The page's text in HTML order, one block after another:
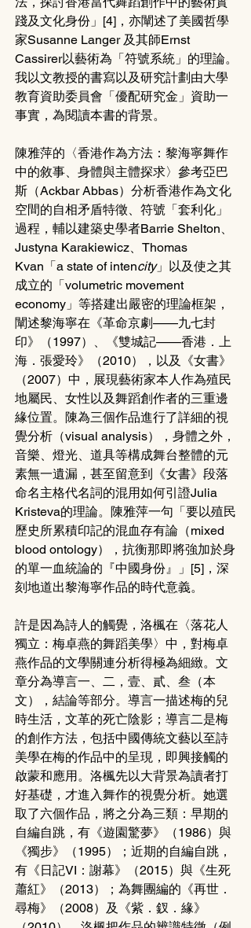
踐及文化身份」[4]，亦闡述了美國哲學
家Susanne Langer 及其師Ernst
Cassirer以藝術為「符號系統」的理論。
我以文教授的書寫以及研究計劃由大學
教育資助委員會「優配研究金」資助一
事實，為閱讀本書的背景。
陳雅萍的〈香港作為方法：黎海寧舞作
中的敘事、身體與主體探求〉參考亞巴
斯（Ackbar Abbas）分析香港作為文化
空間的自相矛盾特徵、符號「套利化」
過程，輔以建築史學者Barrie Shelton、
Justyna Karakiewicz、Thomas
Kvan「a state of intencity」以及使之其
成立的「volumetric movement
economy」等搭建出嚴密的理論框架，
闡述黎海寧在《革命京劇——九七封
印》（1997）、《雙城記——香港．上
海．張愛玲》（2010），以及《女書》
（2007）中，展現藝術家本人作為殖民
地屬民、女性以及舞蹈創作者的三重邊
緣位置。陳為三個作品進行了詳細的視
覺分析（visual analysis），身體之外，
音樂、燈光、道具等構成舞台整體的元
素無一遺漏，甚至留意到《女書》段落
命名主格代名詞的混用如何引證Julia
Kristeva的理論。陳雅萍一句「要以殖民
歷史所累積印記的混血存有論（mixed
blood ontology），抗衡那即將強加於身
的單一血統論的『中國身份』」[5]，深
刻地道出黎海寧作品的時代意義。
許是因為詩人的觸覺，洛楓在〈落花人
獨立：梅卓燕的舞蹈美學〉中，對梅卓
燕作品的文學關連分析得極為細緻。文
章分為導言一、二，壹、貳、叁（本
文），結論等部分。導言一描述梅的兒
時生活，文革的死亡陰影；導言二是梅
的創作方法，包括中國傳統文藝以至詩
美學在梅的作品中的呈現，即興接觸的
啟蒙和應用。洛楓先以大背景為讀者打
好基礎，才進入舞作的視覺分析。她選
取了六個作品，將之分為三類：早期的
自編自跳，有《遊園驚夢》（1986）與
《獨步》（1995）；近期的自編自跳，
有《日記VI：謝幕》（2015）與《生死
蕭紅》（2013）；為舞團編的《再世．
尋梅》（2008）及《紫．釵．緣》